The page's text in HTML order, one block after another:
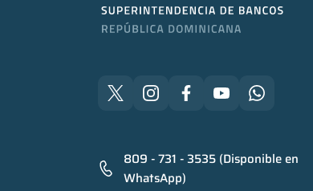
809 - 731 - 3535 (Disponible en
WhatsApp)